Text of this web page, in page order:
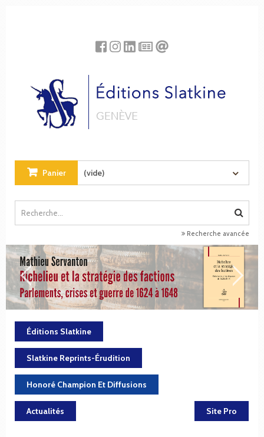
Panier (vide)
Recherche avancée
Éditions Slatkine
Slatkine Reprints-Érudition
Honoré Champion Et Diffusions
Actualités Site Pro